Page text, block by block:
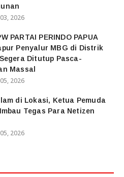
2026
PARTAI PERINDO PAPUA
Penyalur MBG di Distrik
Ditutup Pasca-
Massal
2026
di Lokasi, Ketua Pemuda
Tegas Para Netizen
2026